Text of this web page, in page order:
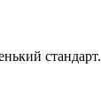
стандарт.